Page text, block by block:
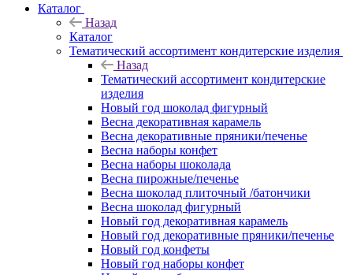
Каталог
Назад
Каталог
Тематический ассортимент кондитерские изделия
Назад
Тематический ассортимент кондитерские
изделия
Новый год шоколад фигурный
Весна декоративная карамель
Весна декоративные пряники/печенье
Весна наборы конфет
Весна наборы шоколада
Весна пирожные/печенье
Весна шоколад плиточный /батончики
Весна шоколад фигурный
Новый год декоративная карамель
Новый год декоративные пряники/печенье
Новый год конфеты
Новый год наборы конфет